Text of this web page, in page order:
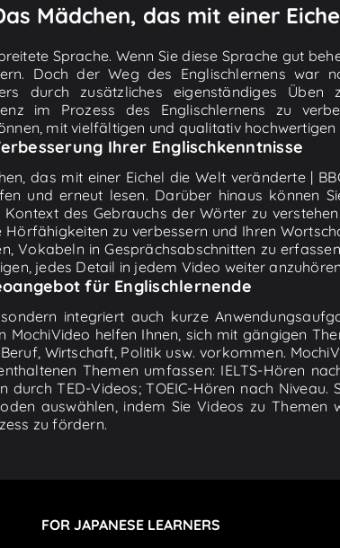
Mädchen, das mit einer
Sprache. Wenn Sie diese Sprache gut
Doch der Weg des Englischlernens war
durch zusätzliches eigenständiges
im Prozess des Englischlernens zu
mit vielfältigen und qualitativ
Ihrer Englischkenntnisse
das mit einer Eichel die Welt veränderte |
und erneut lesen. Darüber hinaus können
des Gebrauchs der Wörter zu
zu verbessern und Ihren
Vokabeln in Gesprächsabschnitten zu
jedes Detail in jedem Video weiter
für Englischlernende
integriert auch kurze
helfen Ihnen, sich mit gängigen
Wirtschaft, Politik usw. vorkommen.
Themen umfassen: IELTS-Hören
durch TED-Videos; TOEIC-Hören nach
auswählen, indem Sie Videos zu
zu fördern.
FOR JAPANESE LEARNERS